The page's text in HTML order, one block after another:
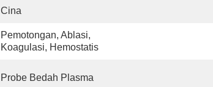
Cina
Pemotongan, Ablasi,
Koagulasi, Hemostatis
Probe Bedah Plasma